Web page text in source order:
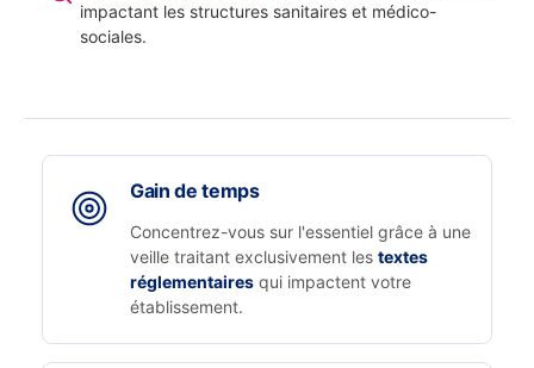
impactant les structures sanitaires et médico-
sociales.
Gain de temps
Concentrez-vous sur l'essentiel grâce à une
veille traitant exclusivement les textes
réglementaires qui impactent votre
établissement.